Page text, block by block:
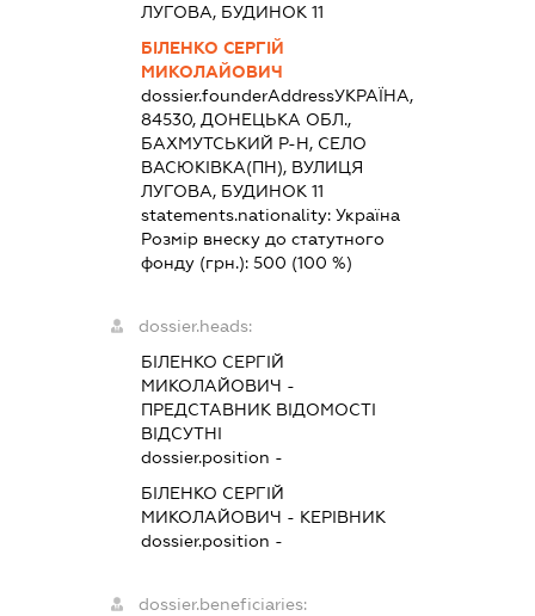
ЛУГОВА, БУДИНОК 11
БІЛЕНКО СЕРГІЙ
МИКОЛАЙОВИЧ
dossier.founderAddressУКРАЇНА,
84530, ДОНЕЦЬКА ОБЛ.,
БАХМУТСЬКИЙ Р-Н, СЕЛО
ВАСЮКІВКА(ПН), ВУЛИЦЯ
ЛУГОВА, БУДИНОК 11
statements.nationality:Україна
Розмір внеску до статутного
фонду (грн.):500 (100 %)
dossier.heads:
БІЛЕНКО СЕРГІЙ
МИКОЛАЙОВИЧ -
ПРЕДСТАВНИК ВІДОМОСТІ
ВІДСУТНІ
dossier.position -
БІЛЕНКО СЕРГІЙ
МИКОЛАЙОВИЧ - КЕРІВНИК
dossier.position -
dossier.beneficiaries: